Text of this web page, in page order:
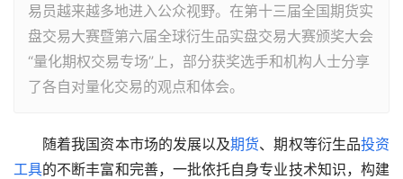
易员越来越多地进入公众视野。在第十三届全国期货实
盘交易大赛暨第六届全球衍生品实盘交易大赛颁奖大会
“量化期权交易专场”上，部分获奖选手和机构人士分享
了各自对量化交易的观点和体会。
随着我国资本市场的发展以及期货、期权等衍生品投资
工具的不断丰富和完善，一批依托自身专业技术知识，构建